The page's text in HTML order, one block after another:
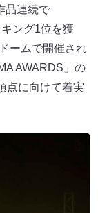
品連続で
ング1位を獲
ームで開催され
AWARDS」の
点に向けて着実